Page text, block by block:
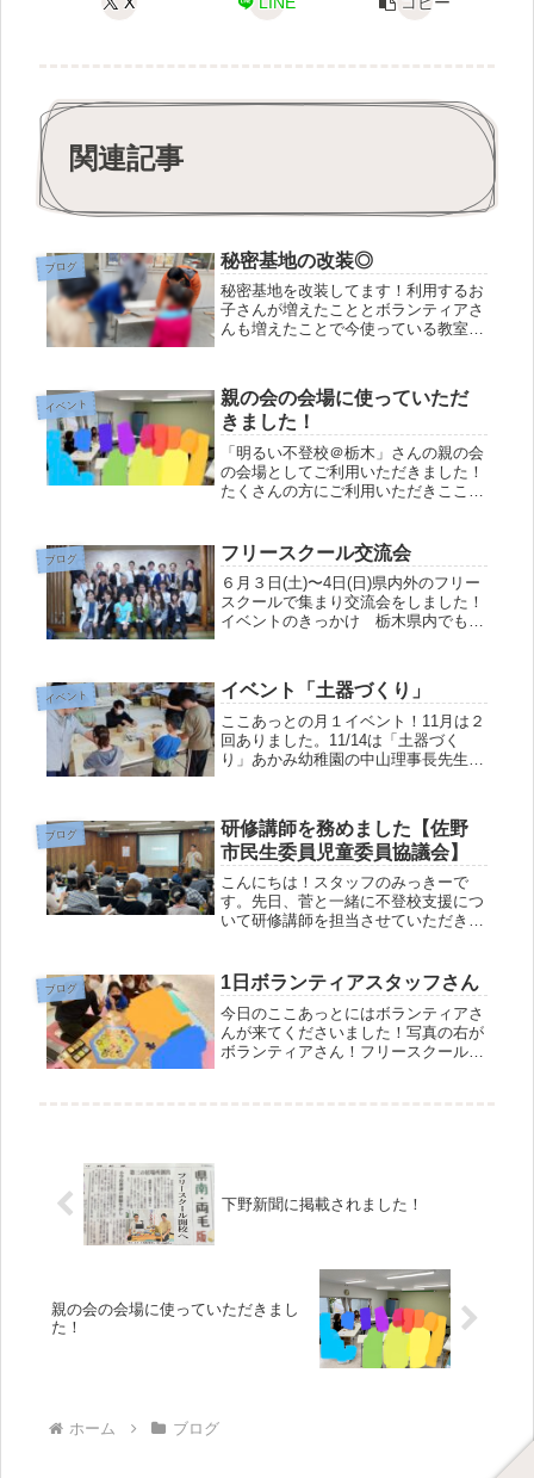
関連記事
ブログ 秘密基地の改装◎
秘密基地を改装してます！利用するお
子さんが増えたこととボランティアさ
んも増えたことで今使っている教室が
しい活動スペースにリフォーム中！子
どもたちにも協力してもらって今年の
夏...
イベント
親の会の会場に使っていただ
きました！
「明るい不登校＠栃木」さんの親の会
の会場としてご利用いただきました！
たくさんの方にご利用いただきここあ
ドプレイス代表の方からは「使わせて
いただきありがとうございます！」と
お...
ブログ フリースクール交流会
６月３日(土)〜4日(日)県内外のフリー
スクールで集まり交流会をしました！
イベントのきっかけ 栃木県内でも
ールのスタッフ同士が挨拶程度の会話
をすることもありましたがじっくり...
イベント イベント「土器づくり」
ここあっとの月１イベント！11月は２
回ありました。11/14は「土器づく
り」あかみ幼稚園の中山理事長先生を
して、形にしていきました。個性あふ
れる作品ができました！ここあっと
の...
ブログ
研修講師を務めました【佐野
市民生委員児童委員協議会】
こんにちは！スタッフのみっきーで
す。先日、菅と一緒に不登校支援につ
いて研修講師を担当させていただきま
ージを連想される方も多いです。しか
し、時代と共に価値観も変わってきて
いて...
ブログ 1日ボランティアスタッフさん
今日のここあっとにはボランティアさ
んが来てくださいました！写真の右が
ボランティアさん！フリースクールな
下野新聞に掲載されました！
親の会の会場に使っていただきまし
た！
ホーム ブログ